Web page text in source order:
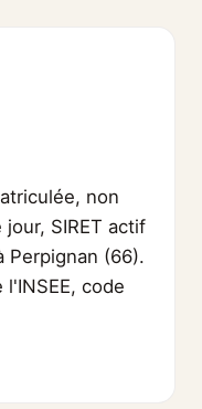
non
SIRET actif
Perpignan (66).
code